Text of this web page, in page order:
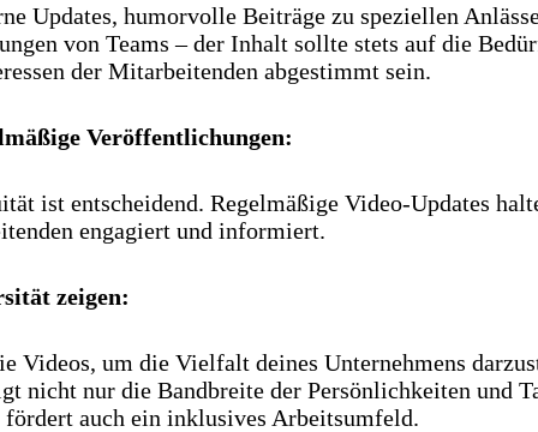
Updates, humorvolle Beiträge zu speziellen
von Teams – der Inhalt sollte stets auf die
der Mitarbeitenden abgestimmt sein.
Veröffentlichungen:
ist entscheidend. Regelmäßige Video-Updates
engagiert und informiert.
zeigen:
Videos, um die Vielfalt deines Unternehmens
nicht nur die Bandbreite der Persönlichkeiten und
fördert auch ein inklusives Arbeitsumfeld.